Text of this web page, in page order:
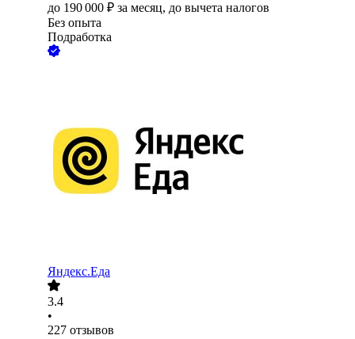
до 190 000 ₽ за месяц, до вычета налогов
Без опыта
Подработка
Яндекс.Еда
3.4
•
227 отзывов